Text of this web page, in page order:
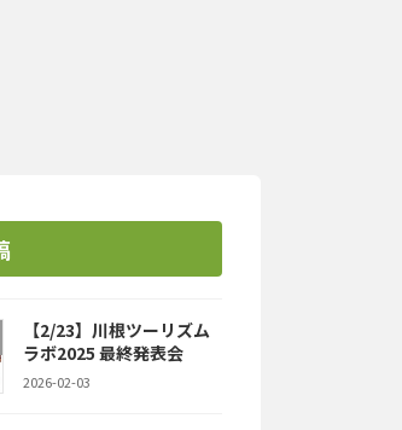
【2/23】川根ツーリズム
ラボ2025 最終発表会
2026-02-03